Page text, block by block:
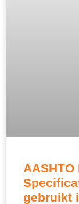
gebruikt